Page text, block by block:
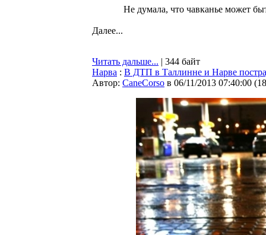
Не думала, что чавканье может
Далее...
Читать дальше... | 344 байт
Нарва : В ДТП в Таллинне и Нарве
Автор: CaneCorso в 06/11/2013 07:40:00 (